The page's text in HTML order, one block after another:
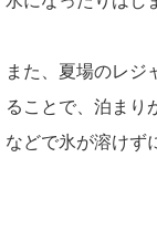
また、夏場のレジ
ることで、泊まり
などで氷が溶けず